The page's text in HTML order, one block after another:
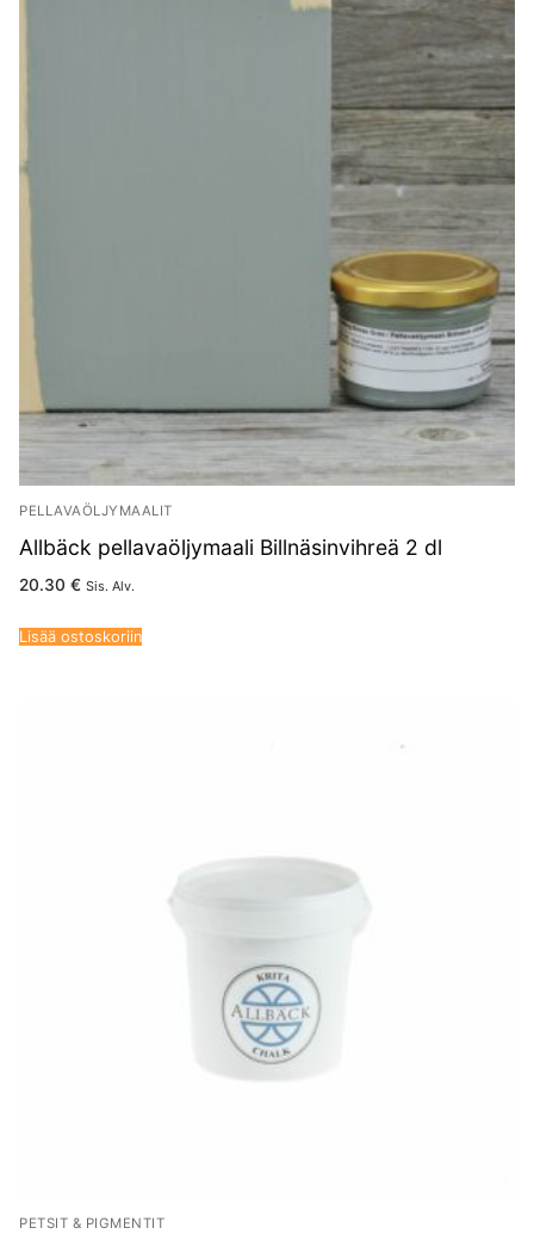
PELLAVAÖLJYMAALIT
Allbäck pellavaöljymaali Billnäsinvihreä 2 dl
20.30 € Sis. Alv.
Lisää ostoskoriin
PETSIT & PIGMENTIT